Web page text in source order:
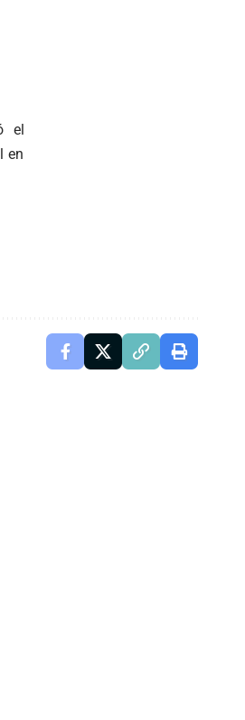
el
en